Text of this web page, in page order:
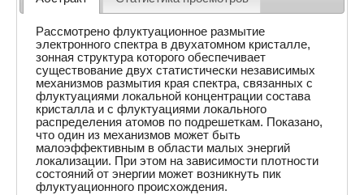
Рассмотрено флуктуационное размытие
электронного спектра в двухатомном кристалле,
зонная структура которого обеспечивает
существование двух статистически независимых
механизмов размытия края спектра, связанных с
флуктуациями локальной концентрации состава
кристалла и с флуктуациями локального
распределения атомов по подрешеткам. Показано,
что один из механизмов может быть
малоэффективным в области малых энергий
локализации. При этом на зависимости плотности
состояний от энергии может возникнуть пик
флуктуационного происхождения.